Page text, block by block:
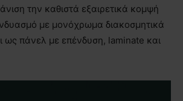
την καθιστά εξαιρετικά κομψή
με μονόχρωμα διακοσμητικά
ως πάνελ με επένδυση, laminate και